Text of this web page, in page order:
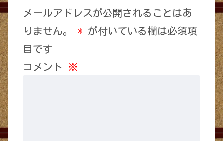
メールアドレスが公開されることはあ
りません。
* が付いている欄は必須項
目です
コメント ※